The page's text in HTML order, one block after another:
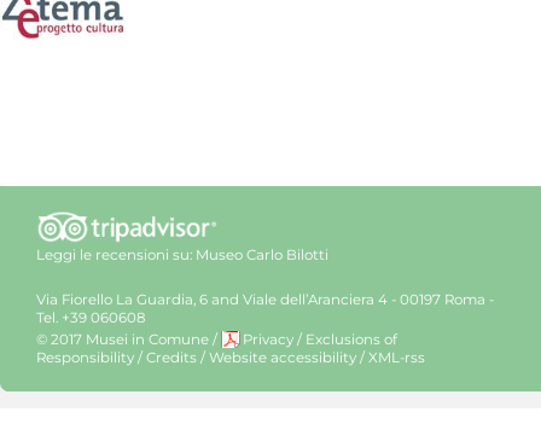
Leggi le recensioni su: Museo Carlo Bilotti
Via Fiorello La Guardia, 6 and Viale dell’Aranciera 4 - 00197 Roma -
Tel. +39 060608
© 2017 Musei in Comune / Privacy / Exclusions of
Responsibility / Credits / Website accessibility / XML-rss